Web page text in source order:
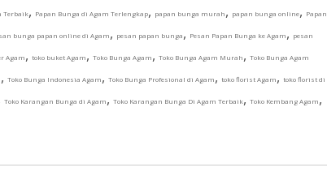
Terbaik, Papan Bunga di Agam Terlengkap, papan bunga murah, papan bunga online, Papan
bunga papan online di Agam, pesan papan bunga, Pesan Papan Bunga ke Agam, pesan
Agam, toko buket Agam, Toko Bunga Agam, Toko Bunga Agam Murah, Toko Bunga Agam
, Toko Bunga Indonesia Agam, Toko Bunga Profesional di Agam, toko florist Agam, toko florist di
Toko Karangan Bunga di Agam, Toko Karangan Bunga Di Agam Terbaik, Toko Kembang Agam,